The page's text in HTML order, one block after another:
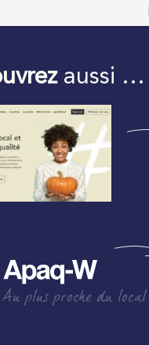
aussi …
Au plus proche du local